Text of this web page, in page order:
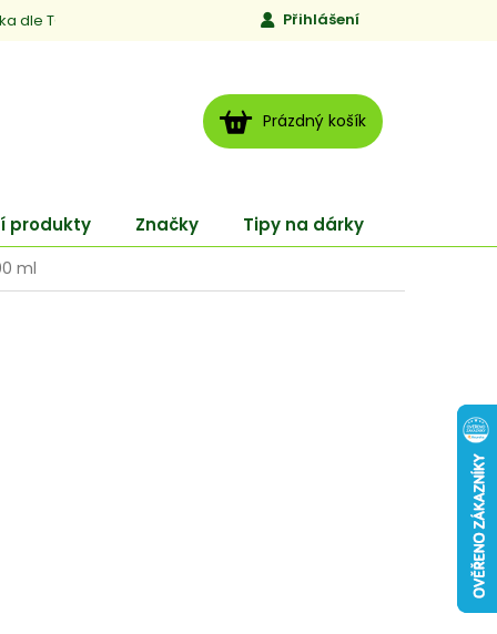
dle TCM Jen to, čemu věříme
Přihlášení
NÁKUPNÍ
KOŠÍK
Prázdný košík
produkty Značky Tipy na dárky
ml